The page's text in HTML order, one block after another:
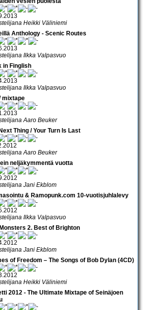
Heikki Väliniemi
Anthology - Scenic Routes
Ilkka Valpasvuo
in Finglish
Ilkka Valpasvuo
mixtape
Aaro Beuker
Thing / Your Turn Is Last
Aaro Beuker
neljäkymmentä vuotta
Jani Ekblom
& Ramopunk.com 10-vuotisjuhlalevy
Ilkka Valpasvuo
2. Best of Brighton
Jani Ekblom
of Freedom – The Songs of Bob Dylan (4CD)
Heikki Väliniemi
2012 - The Ultimate Mixtape of Seinäjoen